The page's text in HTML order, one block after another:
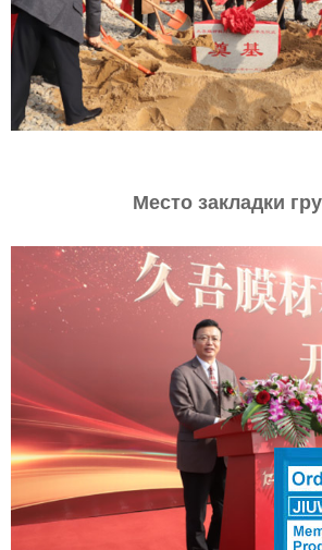
Место закладки